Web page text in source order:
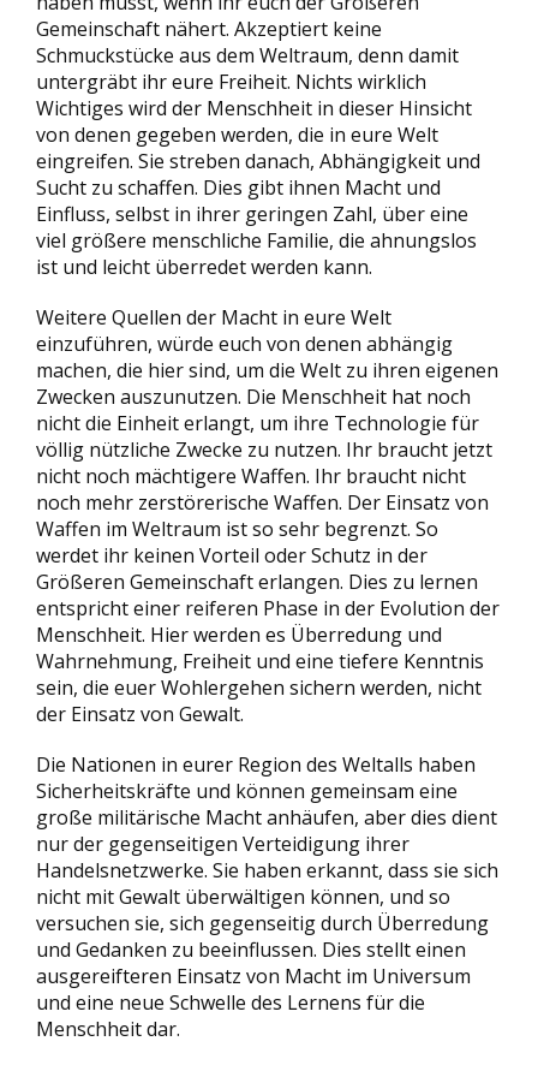
Gemeinschaft nähert. Akzeptiert keine
Schmuckstücke aus dem Weltraum, denn damit
untergräbt ihr eure Freiheit. Nichts wirklich
Wichtiges wird der Menschheit in dieser Hinsicht
von denen gegeben werden, die in eure Welt
eingreifen. Sie streben danach, Abhängigkeit und
Sucht zu schaffen. Dies gibt ihnen Macht und
Einfluss, selbst in ihrer geringen Zahl, über eine
viel größere menschliche Familie, die ahnungslos
ist und leicht überredet werden kann.
Weitere Quellen der Macht in eure Welt
einzuführen, würde euch von denen abhängig
machen, die hier sind, um die Welt zu ihren eigenen
Zwecken auszunutzen. Die Menschheit hat noch
nicht die Einheit erlangt, um ihre Technologie für
völlig nützliche Zwecke zu nutzen. Ihr braucht jetzt
nicht noch mächtigere Waffen. Ihr braucht nicht
noch mehr zerstörerische Waffen. Der Einsatz von
Waffen im Weltraum ist so sehr begrenzt. So
werdet ihr keinen Vorteil oder Schutz in der
Größeren Gemeinschaft erlangen. Dies zu lernen
entspricht einer reiferen Phase in der Evolution der
Menschheit. Hier werden es Überredung und
Wahrnehmung, Freiheit und eine tiefere Kenntnis
sein, die euer Wohlergehen sichern werden, nicht
der Einsatz von Gewalt.
Die Nationen in eurer Region des Weltalls haben
Sicherheitskräfte und können gemeinsam eine
große militärische Macht anhäufen, aber dies dient
nur der gegenseitigen Verteidigung ihrer
Handelsnetzwerke. Sie haben erkannt, dass sie sich
nicht mit Gewalt überwältigen können, und so
versuchen sie, sich gegenseitig durch Überredung
und Gedanken zu beeinflussen. Dies stellt einen
ausgereifteren Einsatz von Macht im Universum
und eine neue Schwelle des Lernens für die
Menschheit dar.